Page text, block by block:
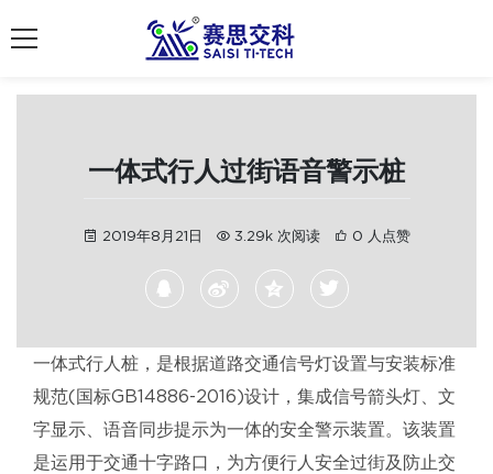
一体式行人过街语音警示桩
2019年8月21日 3.29k 次阅读 0 人点赞
一体式行人桩，是根据道路交通信号灯设置与安装标准
规范(国标GB14886-2016)设计，集成信号箭头灯、文
字显示、语音同步提示为一体的安全警示装置。该装置
是运用于交通十字路口，为方便行人安全过街及防止交